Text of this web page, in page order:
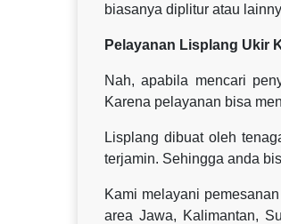
biasanya diplitur atau
Pelayanan Lisplang Ukir
Nah, apabila mencari
Karena pelayanan bisa
Lisplang dibuat oleh
terjamin. Sehingga anda
Kami melayani
area Jawa, Kalimantan,